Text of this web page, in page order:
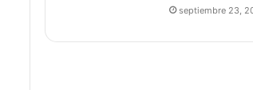
septiembre 23,